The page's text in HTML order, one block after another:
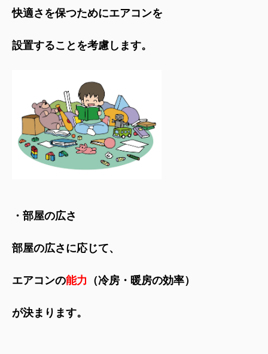
快適さを保つためにエアコンを
設置することを考慮します。
・部屋の広さ
部屋の広さに応じて、
エアコンの能力 （冷房・暖房の効率）
が決まります。